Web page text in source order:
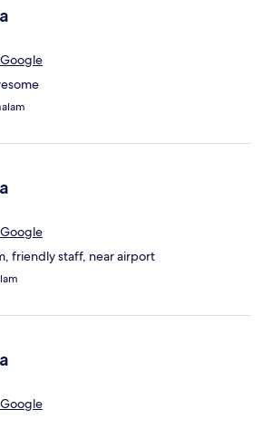
friendly staff, near airport